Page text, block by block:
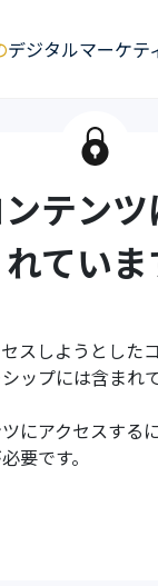
デジタルマーケテ
テン
れていま
スしようとした
ップには含まれ
にアクセスする
要です。